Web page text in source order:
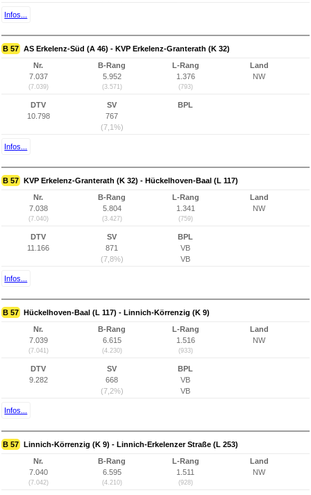
Infos...
B 57 AS Erkelenz-Süd (A 46) - KVP Erkelenz-Granterath (K 32)
Nr.
7.037
(7.039)
B-Rang
5.952
(3.571)
L-Rang
1.376
(793)
Land
NW
DTV
10.798
SV
767
(7,1%)
BPL
Infos...
B 57 KVP Erkelenz-Granterath (K 32) - Hückelhoven-Baal (L 117)
Nr.
7.038
(7.040)
B-Rang
5.804
(3.427)
L-Rang
1.341
(759)
Land
NW
DTV
11.166
SV
871
(7,8%)
BPL
VB
VB
Infos...
B 57 Hückelhoven-Baal (L 117) - Linnich-Körrenzig (K 9)
Nr.
7.039
(7.041)
B-Rang
6.615
(4.230)
L-Rang
1.516
(933)
Land
NW
DTV
9.282
SV
668
(7,2%)
BPL
VB
VB
Infos...
B 57 Linnich-Körrenzig (K 9) - Linnich-Erkelenzer Straße (L 253)
Nr.
7.040
(7.042)
B-Rang
6.595
(4.210)
L-Rang
1.511
(928)
Land
NW